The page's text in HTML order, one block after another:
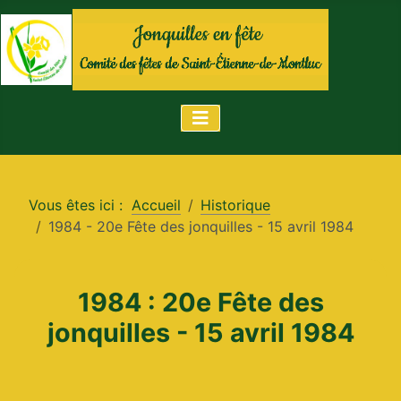
Vous êtes ici : Accueil
Historique
1984 - 20e Fête des jonquilles - 15 avril 1984
1984 : 20e Fête des
jonquilles - 15 avril 1984